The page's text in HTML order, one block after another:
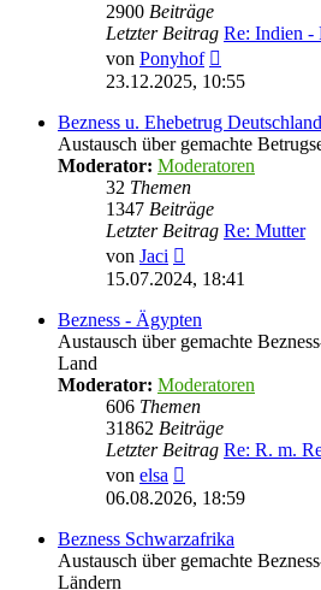
2900 Beiträge
Letzter Beitrag Re: Indien -
von Ponyhof
Beitrag
23.12.2025, 10:55
Bezness u. Ehebetrug Deutschland
Austausch über gemachte
Moderator: Moderatoren
32 Themen
1347 Beiträge
Letzter Beitrag Re: Mutter
von Jaci
Beitrag
15.07.2024, 18:41
Bezness - Ägypten
Austausch über gemachte
Land
Moderator: Moderatoren
606 Themen
31862 Beiträge
Letzter Beitrag Re: R. m.
von elsa
Beitrag
06.08.2026, 18:59
Bezness Schwarzafrika
Austausch über gemachte
Ländern